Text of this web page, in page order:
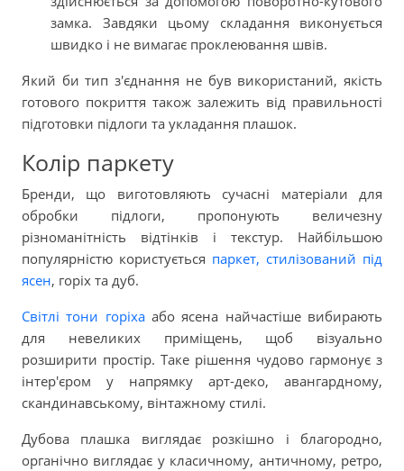
замка. Завдяки цьому складання виконується
швидко і не вимагає проклеювання швів.
Який би тип з'єднання не був використаний, якість
готового покриття також залежить від правильності
підготовки підлоги та укладання плашок.
Колір паркету
Бренди, що виготовляють сучасні матеріали для
обробки підлоги, пропонують величезну
різноманітність відтінків і текстур. Найбільшою
популярністю користується паркет, стилізований під
ясен, горіх та дуб.
Світлі тони горіхаабо ясена найчастіше вибирають
для невеликих приміщень, щоб візуально
розширити простір. Таке рішення чудово гармонує з
інтер'єром у напрямку арт-деко, авангардному,
скандинавському, вінтажному стилі.
Дубова плашка виглядає розкішно і благородно,
органічно виглядає у класичному, античному, ретро,